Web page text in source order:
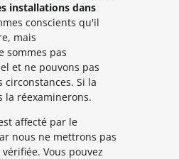
installations dans
conscients qu'il
mais
sommes pas
et ne pouvons pas
Si la
la réexaminerons.
affecté par le
nous ne mettrons pas
Vous pouvez